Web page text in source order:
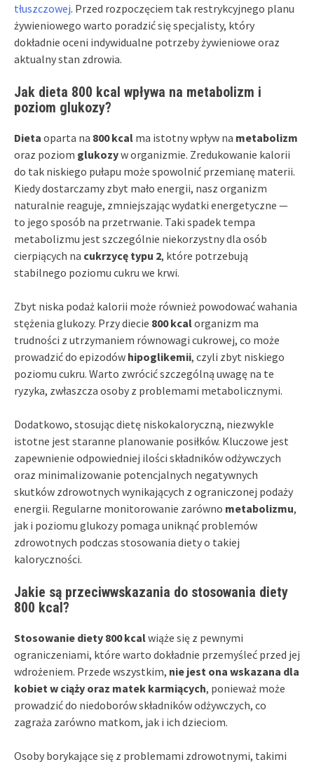
tłuszczowej. Przed rozpoczęciem tak restrykcyjnego planu
żywieniowego warto poradzić się specjalisty, który
dokładnie oceni indywidualne potrzeby żywieniowe oraz
aktualny stan zdrowia.
Jak dieta 800 kcal wpływa na metabolizm i
poziom glukozy?
Dieta oparta na 800 kcal ma istotny wpływ na metabolizm
oraz poziom glukozyw organizmie. Zredukowanie kalorii
do tak niskiego pułapu może spowolnić przemianę materii.
Kiedy dostarczamy zbyt mało energii, nasz organizm
naturalnie reaguje, zmniejszając wydatki energetyczne —
to jego sposób na przetrwanie. Taki spadek tempa
metabolizmu jest szczególnie niekorzystny dla osób
cierpiących na cukrzycę typu 2, które potrzebują
stabilnego poziomu cukru we krwi.
Zbyt niska podaż kalorii może również powodować wahania
stężenia glukozy. Przy diecie 800 kcalorganizm ma
trudności z utrzymaniem równowagi cukrowej, co może
prowadzić do epizodów hipoglikemii, czyli zbyt niskiego
poziomu cukru. Warto zwrócić szczególną uwagę na te
ryzyka, zwłaszcza osoby z problemami metabolicznymi.
Dodatkowo, stosując dietę niskokaloryczną, niezwykle
istotne jest staranne planowanie posiłków. Kluczowe jest
zapewnienie odpowiedniej ilości składników odżywczych
oraz minimalizowanie potencjalnych negatywnych
skutków zdrowotnych wynikających z ograniczonej podaży
energii. Regularne monitorowanie zarówno metabolizmu,
jak i poziomu glukozy pomaga uniknąć problemów
zdrowotnych podczas stosowania diety o takiej
kaloryczności.
Jakie są przeciwwskazania do stosowania diety
800 kcal?
Stosowanie diety 800 kcalwiąże się z pewnymi
ograniczeniami, które warto dokładnie przemyśleć przed jej
wdrożeniem. Przede wszystkim, nie jest ona wskazana dla
kobiet w ciąży oraz matek karmiących, ponieważ może
prowadzić do niedoborów składników odżywczych, co
zagraża zarówno matkom, jak i ich dzieciom.
Osoby borykające się z problemami zdrowotnymi, takimi